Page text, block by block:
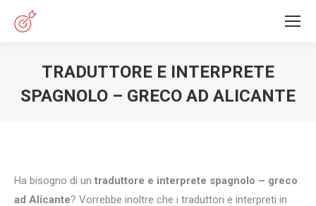
TRADUTTORE E INTERPRETE
SPAGNOLO – GRECO AD ALICANTE
Ha bisogno di un traduttore e interprete spagnolo – greco
ad Alicante? Vorrebbe inoltre che i traduttori e interpreti in